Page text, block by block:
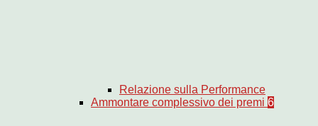
Relazione sulla Performance
Ammontare complessivo dei premi 6